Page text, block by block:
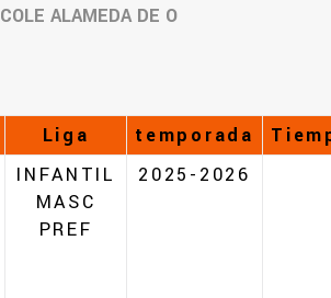
COLE ALAMEDA DE O
Liga temporada
INFANTIL
MASC
PREF
2025-2026